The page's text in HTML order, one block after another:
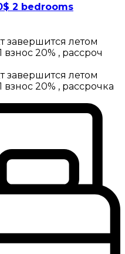
2 bedrooms
завершится летом
20% , рассроч
завершится летом
20% , рассрочка